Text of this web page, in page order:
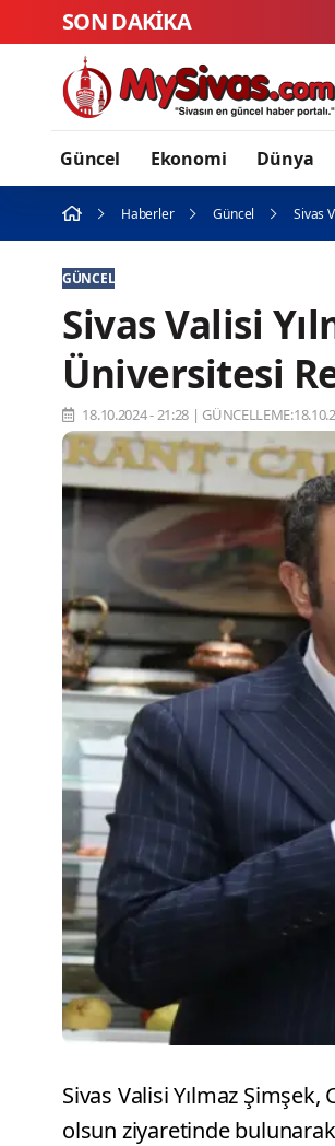
SON DAKİKA
Güncel Ekonomi Dünya
Haberler Güncel Sivas
GÜNCEL
Sivas Valisi
Üniversitesi
18.10.2024 - 21:28 |
Sivas Valisi Yılmaz
olsun ziyaretinde